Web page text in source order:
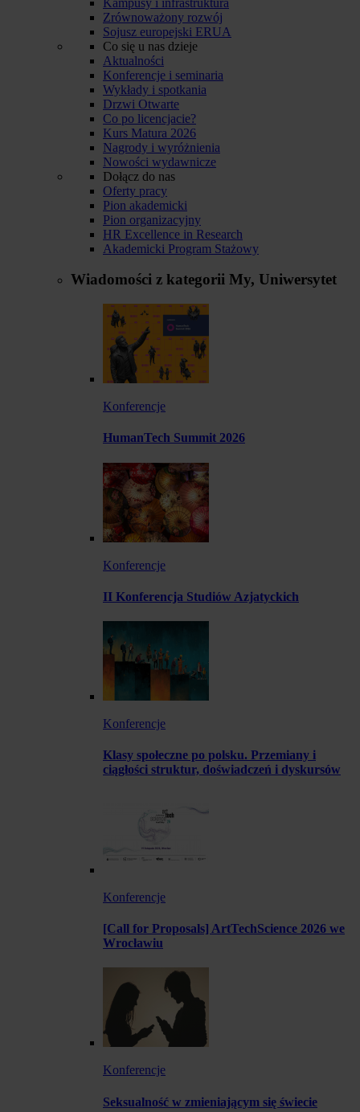
Zrównoważony rozwój
Sojusz europejski ERUA
Co się u nas dzieje
Aktualności
Konferencje i seminaria
Wykłady i spotkania
Drzwi Otwarte
Co po licencjacie?
Kurs Matura 2026
Nagrody i wyróżnienia
Nowości wydawnicze
Dołącz do nas
Oferty pracy
Pion akademicki
Pion organizacyjny
HR Excellence in Research
Akademicki Program Stażowy
Wiadomości z kategorii My, Uniwersytet
Konferencje
HumanTech Summit 2026
Konferencje
II Konferencja Studiów Azjatyckich
Konferencje
Klasy społeczne po polsku. Przemiany i
ciągłości struktur, doświadczeń i dyskursów
Konferencje
[Call for Proposals] ArtTechScience 2026 we
Wrocławiu
Konferencje
Seksualność w zmieniającym się świecie